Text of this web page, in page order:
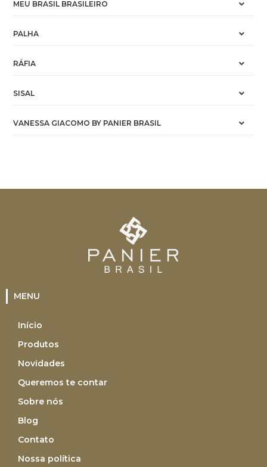
MEU BRASIL BRASILEIRO
PALHA
RÁFIA
SISAL
VANESSA GIACOMO BY PANIER BRASIL
MENU
Início
Produtos
Novidades
Queremos te contar
Sobre nós
Blog
Contato
Nossa política